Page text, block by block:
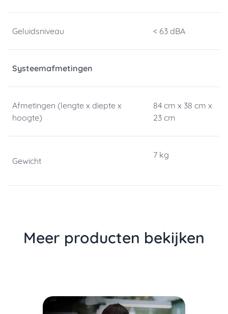
Geluidsniveau < 63 dBA
Systeemafmetingen
Afmetingen (lengte x diepte x
hoogte)
84 cm x 38 cm x
23 cm
Gewicht
7 kg
Meer producten bekijken